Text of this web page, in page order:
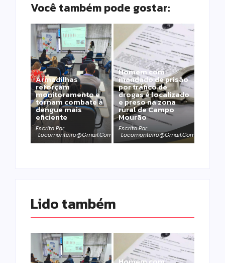
Você também pode gostar:
Armadilhas
reforçam
monitoramento e
tornam combate à
dengue mais
eficiente
Escrito Por
Locomonteiro@gmail.com
Homem com
mandado de prisão
por tráfico de
drogas é localizado
e preso na zona
rural de Campo
Mourão
Escrito Por
Locomonteiro@gmail.com
Lido também